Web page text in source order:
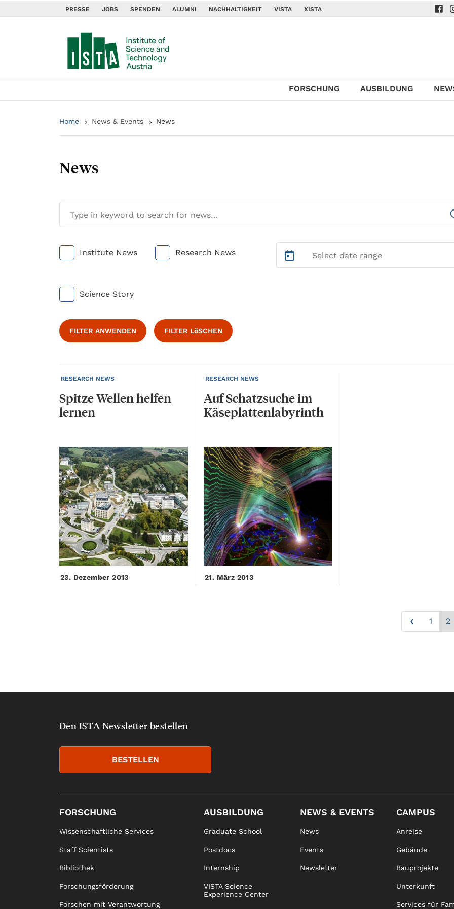
PRESSE JOBS SPENDEN ALUMNI NACHHALTIGKEIT VISTA XISTA
FORSCHUNG AUSBILDUNG
Home News & Events News
News
Institute News Research News
Science Story
FILTER ANWENDEN FILTER LöSCHEN
RESEARCH NEWS
SpitzeWellenhelfen
lernen
23. Dezember 2013
RESEARCH NEWS
AufSchatzsucheim
Käseplattenlabyrinth
21. März 2013
‹ 1 2
Den ISTA Newsletter bestellen
BESTELLEN
FORSCHUNG
Wissenschaftliche Services
Staff Scientists
Bibliothek
Forschungsförderung
Forschen mit Verantwortung
AUSBILDUNG
Graduate School
Postdocs
Internship
VISTA Science
Experience Center
NEWS & EVENTS
News
Events
Newsletter
CAMPUS
Anreise
Gebäude
Bauprojekte
Unterkunft
Services für